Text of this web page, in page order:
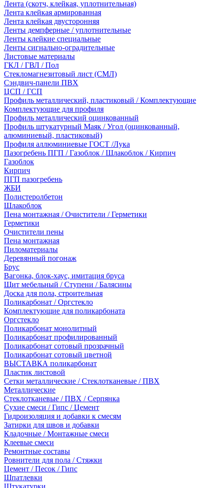
Лента (скотч, клейкая, уплотнительная)
Лента клейкая армированная
Лента клейкая двусторонняя
Ленты демпферные / уплотнительные
Ленты клейкие специальные
Ленты сигнально-оградительные
Листовые материалы
ГКЛ / ГВЛ / Пол
Стекломагнезитовый лист (СМЛ)
Сэндвич-панели ПВХ
ЦСП / ГСП
Профиль металлический, пластиковый / Комплектующие
Комплектующие для профиля
Профиль металлический оцинкованный
Профиль штукатурный Маяк / Угол (оцинкованный,
алюминиевый, пластиковый)
Профиля аллюминиевые ГОСТ /Лука
Пазогребень ПГП / Газоблок / Шлакоблок / Кирпич
Газоблок
Кирпич
ПГП пазогребень
ЖБИ
Полистеролбетон
Шлакоблок
Пена монтажная / Очистители / Герметики
Герметики
Очистители пены
Пена монтажная
Пиломатериалы
Деревянный погонаж
Брус
Вагонка, блок-хаус, имитация бруса
Щит мебельный / Ступени / Балясины
Доска для пола, строительная
Поликарбонат / Оргстекло
Комплектующие для поликарбоната
Оргстекло
Поликарбонат монолитный
Поликарбонат профилированный
Поликарбонат сотовый прозрачный
Поликарбонат сотовый цветной
ВЫСТАВКА поликарбонат
Пластик листовой
Сетки металлические / Стеклотканевые / ПВХ
Металлические
Стеклотканевые / ПВХ / Серпянка
Сухие смеси / Гипс / Цемент
Гидроизоляция и добавки к смесям
Затирки для швов и добавки
Кладочные / Монтажные смеси
Клеевые смеси
Ремонтные составы
Ровнители для пола / Стяжки
Цемент / Песок / Гипс
Шпатлевки
Штукатурки